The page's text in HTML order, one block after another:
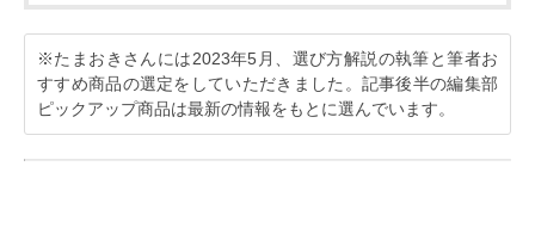
※たまおきさんには2023年5月、選び方解説の執筆と筆者お
すすめ商品の選定をしていただきました。記事後半の編集部
ピックアップ商品は最新の情報をもとに選んでいます。